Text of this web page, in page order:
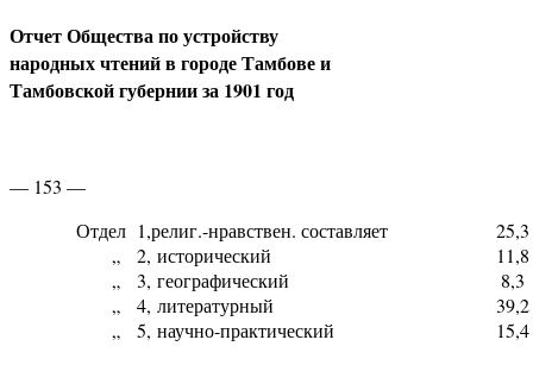
Отчет Общества по устройству
народных чтений в городе Тамбове и
Тамбовской губернии за 1901 год
— 153 —
Отдел 1,религ.-нравствен. составляет
25,3
„ 2, исторический
11,8
„ 3, географический
8,3
„ 4, литературный
39,2
„ 5, научно-практический
15,4